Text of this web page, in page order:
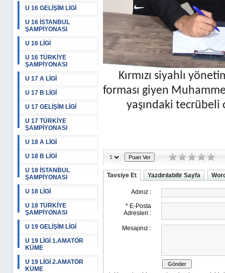
U 16 GELİŞİM LİGİ
U 16 İSTANBUL
ŞAMPİYONASI
U 16 LİGİ
U 16 TÜRKİYE
ŞAMPİYONASI
U 17 A LİGİ
U 17 B LİGİ
U 17 GELİŞİM LİGİ
U 17 TÜRKİYE
ŞAMPİYONASI
U 18 A LİGİ
U 18 B LİGİ
U 18 İSTANBUL
ŞAMPİYONASI
U 18 LİGİ
U 18 TÜRKİYE
ŞAMPİYONASI
U 19 GELİŞİM LİGİ
U 19 LİGİ 1.AMATÖR
KÜME
U 19 LİGİ 2.AMATÖR
KÜME
Kırmızı siyahlı
forması giyen
yaşındaki tecrübeli
Tavsiye Et Yazdırılabilir Sayfa